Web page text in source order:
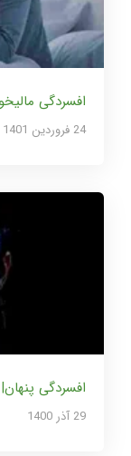
افسردگی
24 فروردین 1401
افسردگی
29 آذر 1400